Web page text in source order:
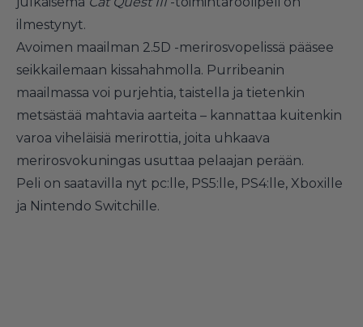
ilmestynyt.
Avoimen maailman 2.5D -merirosvopelissä pääsee
seikkailemaan kissahahmolla. Purribeanin
maailmassa voi purjehtia, taistella ja tietenkin
metsästää mahtavia aarteita – kannattaa kuitenkin
varoa viheläisiä merirottia, joita uhkaava
merirosvokuningas usuttaa pelaajan perään.
Peli on saatavilla nyt pc:lle, PS5:lle, PS4:lle, Xboxille
ja Nintendo Switchille.